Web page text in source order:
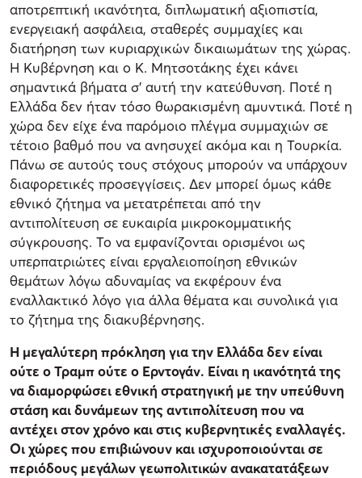
αποτρεπτική ικανότητα, διπλωματική αξιοπιστία,
ενεργειακή ασφάλεια, σταθερές συμμαχίες και
διατήρηση των κυριαρχικών δικαιωμάτων της χώρας.
Η Κυβέρνηση και ο Κ. Μητσοτάκης έχει κάνει
σημαντικά βήματα σ' αυτή την κατεύθυνση. Ποτέ η
Ελλάδα δεν ήταν τόσο θωρακισμένη αμυντικά. Ποτέ η
χώρα δεν είχε ένα παρόμοιο πλέγμα συμμαχιών σε
τέτοιο βαθμό που να ανησυχεί ακόμα και η Τουρκία.
Πάνω σε αυτούς τους στόχους μπορούν να υπάρχουν
διαφορετικές προσεγγίσεις. Δεν μπορεί όμως κάθε
εθνικό ζήτημα να μετατρέπεται από την
αντιπολίτευση σε ευκαιρία μικροκομματικής
σύγκρουσης. Το να εμφανίζονται ορισμένοι ως
υπερπατριώτες είναι εργαλειοποίηση εθνικών
θεμάτων λόγω αδυναμίας να εκφέρουν ένα
εναλλακτικό λόγο για άλλα θέματα και συνολικά για
το ζήτημα της διακυβέρνησης.
Η μεγαλύτερη πρόκληση για την Ελλάδα δεν είναι
ούτε ο Τραμπ ούτε ο Ερντογάν. Είναι η ικανότητά της
να διαμορφώσει εθνική στρατηγική με την υπεύθυνη
στάση και δυνάμεων της αντιπολίτευση που να
αντέχει στον χρόνο και στις κυβερνητικές εναλλαγές.
Οι χώρες που επιβιώνουν και ισχυροποιούνται σε
περιόδους μεγάλων γεωπολιτικών ανακατατάξεων